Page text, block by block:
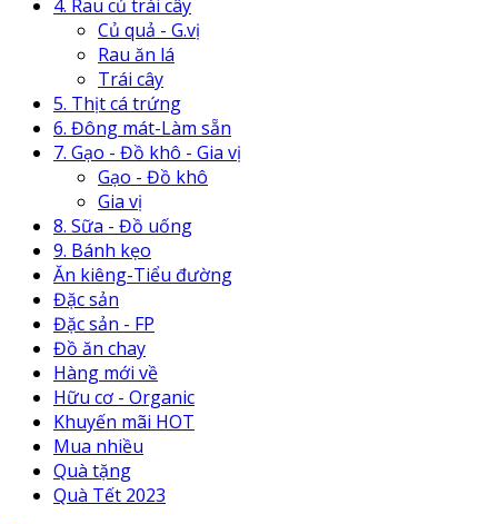
4. Rau củ trái cây
Củ quả - G.vị
Rau ăn lá
Trái cây
5. Thịt cá trứng
6. Đông mát-Làm sẵn
7. Gạo - Đồ khô - Gia vị
Gạo - Đồ khô
Gia vị
8. Sữa - Đồ uống
9. Bánh kẹo
Ăn kiêng-Tiểu đường
Đặc sản
Đặc sản - FP
Đồ ăn chay
Hàng mới về
Hữu cơ - Organic
Khuyến mãi HOT
Mua nhiều
Quà tặng
Quà Tết 2023